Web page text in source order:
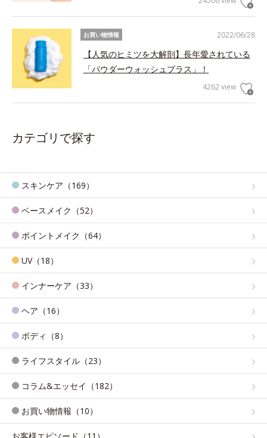
2022/06/28
お買い物情報
【人気のヒミツを大解剖】長年愛されている
「パウダーウォッシュプラス」！
4262 view
カテゴリで探す
スキンケア（169）
ベースメイク（52）
ポイントメイク（64）
UV（18）
インナーケア（33）
ヘア（16）
ボディ（8）
ライフスタイル（23）
コラム&エッセイ（182）
お買い物情報（10）